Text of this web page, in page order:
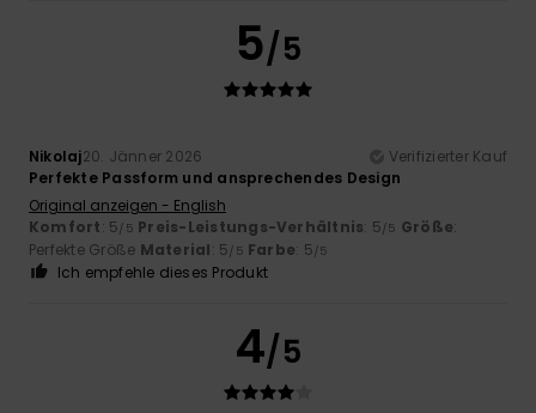
5/5
Nikolaj20. Jänner 2026
Verifizierter Kauf
Perfekte Passform und ansprechendes Design
Original anzeigen - English
Komfort: 5/5 Preis-Leistungs-Verhältnis: 5/5 Größe:
Perfekte Größe Material: 5/5 Farbe: 5/5
Ich empfehle dieses Produkt
4/5